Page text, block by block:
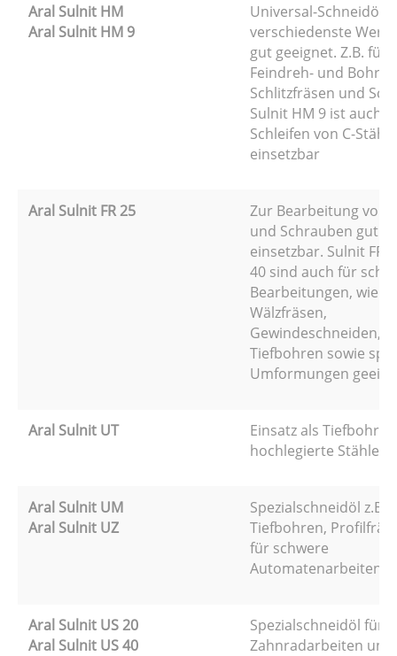
Aral Sulnit HM
Aral Sulnit HM 9
Universal-Schneidöle
verschiedenste
gut geeignet. Z.B. für
Feindreh- und
Schlitzfräsen und
Sulnit HM 9 ist auch
Schleifen von C-
einsetzbar
Aral Sulnit FR 25
Zur Bearbeitung von
und Schrauben gut
einsetzbar. Sulnit FR
40 sind auch für
Bearbeitungen, wie
Wälzfräsen,
Gewindeschneiden,
Tiefbohren sowie
Umformungen
Aral Sulnit UT
Einsatz als Tiefbohröl
hochlegierte Stähle.
Aral Sulnit UM
Aral Sulnit UZ
Spezialschneidöl z.B.
Tiefbohren,
für schwere
Automatenarbeiten.
Aral Sulnit US 20
Aral Sulnit US 40
Spezialschneidöl für
Zahnradarbeiten und